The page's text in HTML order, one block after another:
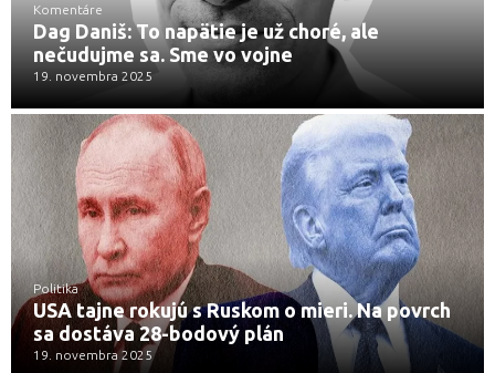
Komentáre
Dag Daniš: To napätie je už choré, ale
nečudujme sa. Sme vo vojne
19. novembra 2025
Politika
USA tajne rokujú s Ruskom o mieri. Na povrch
sa dostáva 28-bodový plán
19. novembra 2025